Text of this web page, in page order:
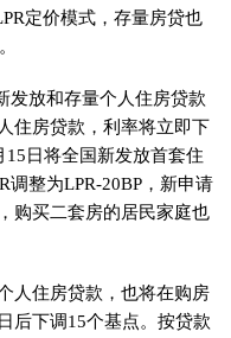
定价模式，存量房贷也
发放和存量个人住房贷款
住房贷款，利率将立即下
日将全国新发放首套住
调整为LPR-20BP，新申请
购买二套房的居民家庭也
人住房贷款，也将在购房
后下调15个基点。按贷款